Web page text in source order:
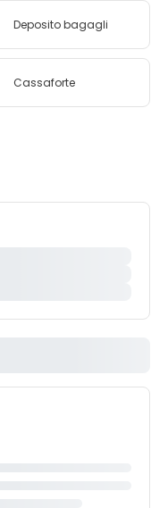
Deposito bagagli
Cassaforte